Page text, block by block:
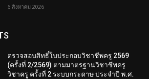
6 สิงหาคม 2026
ตรวจสอบสิทธิ์ใบประกอบวิชาชีพครู 2569
(ครั้งที่ 2/2569) ตามมาตรฐานวิชาชีพครู
วิชาครู ครั้งที่ 2 ระบบกระดาษ ประจำปี พ.ศ.